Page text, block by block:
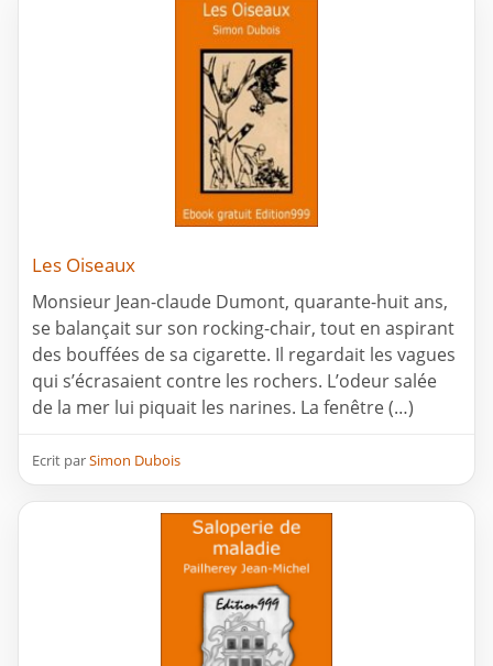
Les Oiseaux
Monsieur Jean-claude Dumont, quarante-huit ans,
se balançait sur son rocking-chair, tout en aspirant
des bouffées de sa cigarette. Il regardait les vagues
qui s’écrasaient contre les rochers. L’odeur salée
de la mer lui piquait les narines. La fenêtre (…)
Ecrit parSimon Dubois